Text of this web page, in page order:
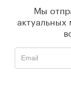
Мы
актуальных